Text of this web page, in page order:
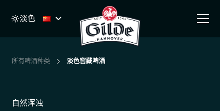
Skip to content
Main Navigation
淡色
所有啤酒种类 淡色窖藏啤酒
自然浑浊